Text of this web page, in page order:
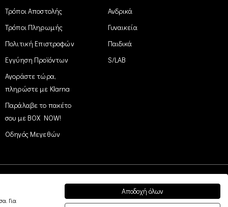
Τρόποι Αποστολής
Τρόποι Πληρωμής
Πολιτική Επιστροφών
Εγγύηση Προϊόντων
Αγοράστε τώρα,
πληρώστε με Klarna
Παράλαβε το πακέτο
σου με BOX NOW!
Οδηγός Μεγεθών
Ανδρικά
Γυναικεία
Παιδικά
S/LAB
Για
Αποδοχή όλων